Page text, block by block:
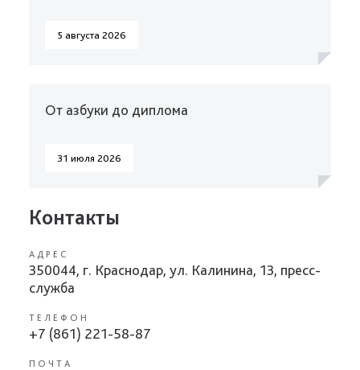
5 августа 2026
От азбуки до диплома
31 июля 2026
Контакты
АДРЕС
350044, г. Краснодар, ул. Калинина, 13, пресс-
служба
ТЕЛЕФОН
+7 (861) 221-58-87
ПОЧТА